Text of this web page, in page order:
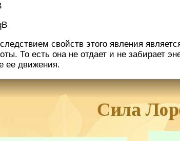
свойств этого явления
То есть она не отдает и не забирает
ее движения.